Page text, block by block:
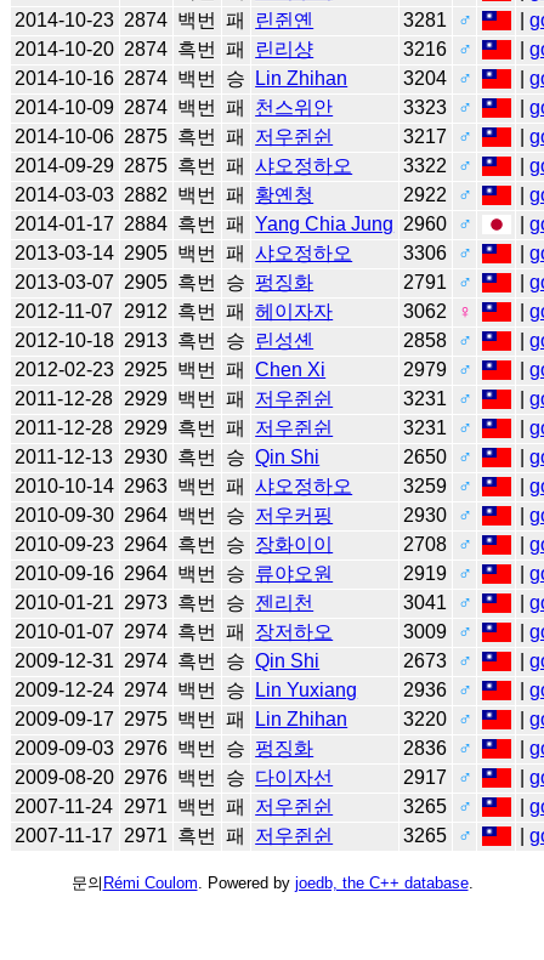
2014-10-23 2874 백번 패 린쥔옌 3281 ♂ |
2014-10-20 2874 흑번 패 린리샹 3216 ♂ |
2014-10-16 2874 백번 승 Lin Zhihan 3204 ♂ |
2014-10-09 2874 백번 패 천스위안 3323 ♂ |
2014-10-06 2875 흑번 패 저우쥔쉰 3217 ♂ |
2014-09-29 2875 흑번 패 샤오정하오 3322 ♂ |
2014-03-03 2882 백번 패 황옌청 2922 ♂ |
2014-01-17 2884 흑번 패 Yang Chia Jung 2960 ♂ |
2013-03-14 2905 백번 패 샤오정하오 3306 ♂ |
2013-03-07 2905 흑번 승 펑징화 2791 ♂ |
2012-11-07
2912 흑번 패 헤이자자 3062 ♀ |
2012-10-18 2913 흑번 승 린성셴 2858 ♂ |
2012-02-23 2925 백번 패 Chen Xi 2979 ♂ |
2011-12-28 2929 백번 패 저우쥔쉰 3231 ♂ |
2011-12-28 2929 흑번 패 저우쥔쉰 3231 ♂ |
2011-12-13 2930 흑번 승 Qin Shi 2650 ♂ |
2010-10-14 2963 백번 패 샤오정하오 3259 ♂ |
2010-09-30 2964 백번 승 저우커핑 2930 ♂ |
2010-09-23 2964 흑번 승 장화이이 2708 ♂ |
2010-09-16 2964 백번 승 류야오원 2919 ♂ |
2010-01-21 2973 흑번 승 젠리천 3041 ♂ |
2010-01-07 2974 흑번 패 장저하오 3009 ♂ |
2009-12-31 2974 흑번 승 Qin Shi 2673 ♂ |
2009-12-24 2974 백번 승 Lin Yuxiang 2936 ♂ |
2009-09-17 2975 백번 패 Lin Zhihan 3220 ♂ |
2009-09-03 2976 백번 승 펑징화 2836 ♂ |
2009-08-20 2976 백번 승 다이자선 2917 ♂ |
2007-11-24 2971 백번 패 저우쥔쉰 3265 ♂ |
2007-11-17
2971 흑번 패 저우쥔쉰 3265 ♂ |
문의 Rémi Coulom . Powered by joedb, the C++ database.